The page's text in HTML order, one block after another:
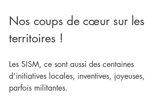
Nos coups de cœur sur les
territoires !
Les SISM, ce sont aussi des centaines
d’initiatives locales, inventives, joyeuses,
parfois militantes.